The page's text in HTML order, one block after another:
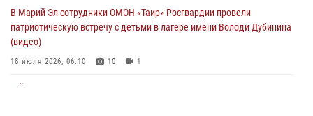
04 августа 2026, 06:46
В Марий Эл сотрудники ОМОН «Таир» Росгвардии провели
патриотическую встречу с детьми в лагере имени Володи Дубинина
(видео)
18 июля 2026, 06:10 10 1